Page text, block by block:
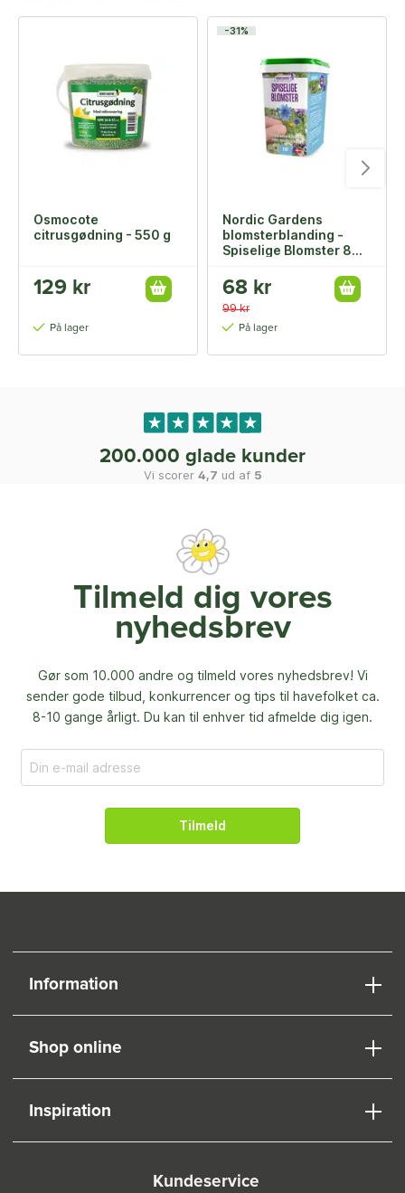
Osmocote
citrusgødning - 550 g
129 kr
På lager
-31%
Nordic Gardens
blomsterblanding -
Spiselige Blomster 8
68 kr
99 kr
På lager
200.000 glade kunder
Vi scorer 4,7 ud af 5
Tilmeld dig vores
nyhedsbrev
Gør som 10.000 andre og tilmeld vores nyhedsbrev! Vi
sender gode tilbud, konkurrencer og tips til havefolket ca.
8-10 gange årligt. Du kan til enhver tid afmelde dig igen.
Tilmeld
Information
Shop online
Inspiration
Kundeservice